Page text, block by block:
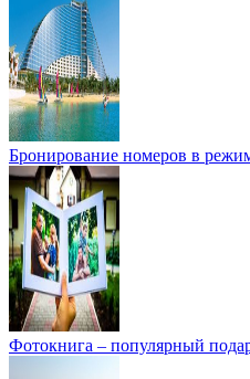
Бронирование номеров в
Фотокнига – популярный